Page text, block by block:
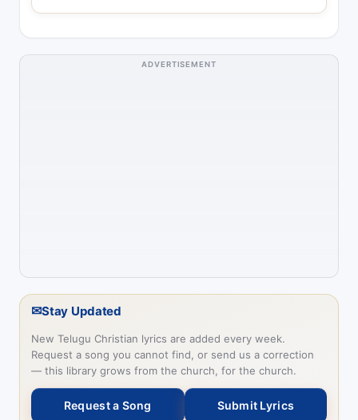
ADVERTISEMENT
✉Stay Updated
New Telugu Christian lyrics are added every week.
Request a song you cannot find, or send us a correction
— this library grows from the church, for the church.
Request a Song Submit Lyrics